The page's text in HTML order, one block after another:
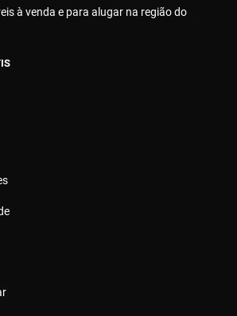
à venda e para alugar na região do